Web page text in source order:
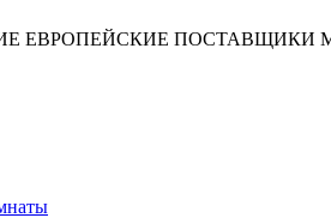
ЕВРОПЕЙСКИЕ ПОСТАВЩИКИ